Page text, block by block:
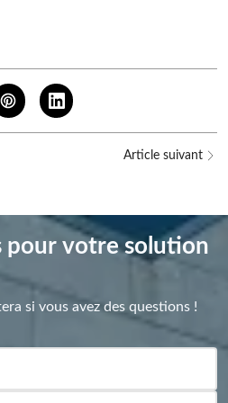
Article suivant
pour votre solution
si vous avez des questions !